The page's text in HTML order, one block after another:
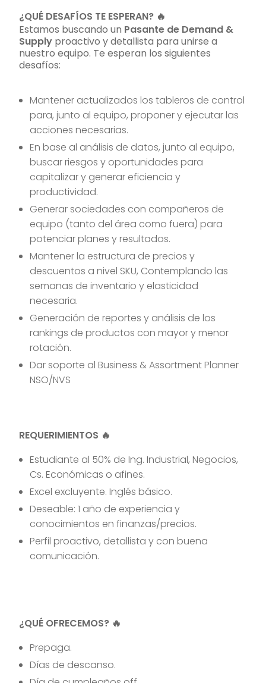
¿QUÉ DESAFÍOS TE ESPERAN? 🔥
Estamos buscando un Pasante de Demand &
Supply proactivo y detallista para unirse a
nuestro equipo. Te esperan los siguientes
desafíos:
Mantener actualizados los tableros de control
para, junto al equipo, proponer y ejecutar las
acciones necesarias.
En base al análisis de datos, junto al equipo,
buscar riesgos y oportunidades para
capitalizar y generar eficiencia y
productividad.
Generar sociedades con compañeros de
equipo (tanto del área como fuera) para
potenciar planes y resultados.
Mantener la estructura de precios y
descuentos a nivel SKU, Contemplando las
semanas de inventario y elasticidad
necesaria.
Generación de reportes y análisis de los
rankings de productos con mayor y menor
rotación.
Dar soporte al Business & Assortment Planner
NSO/NVS
REQUERIMIENTOS 🔥
Estudiante al 50% de Ing. Industrial, Negocios,
Cs. Económicas o afines.
Excel excluyente. Inglés básico.
Deseable: 1 año de experiencia y
conocimientos en finanzas/precios.
Perfil proactivo, detallista y con buena
comunicación.
¿QUÉ OFRECEMOS? 🔥
Prepaga.
Días de descanso.